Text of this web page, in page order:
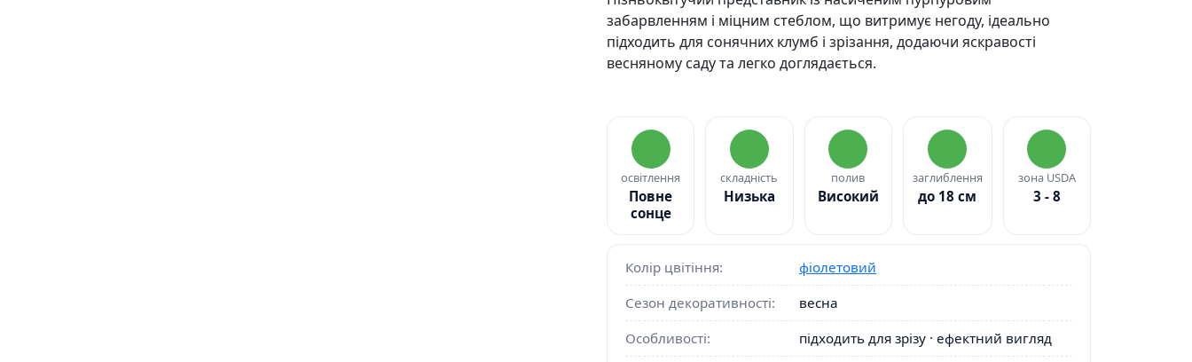
забарвленням і міцним стеблом, що витримує негоду, ідеально
підходить для сонячних клумб і зрізання, додаючи яскравості
весняному саду та легко доглядається.
освітлення
Повне
сонце
складність
Низька
полив
Високий
заглиблення
до 18 см
зона USDA
3 - 8
Колір цвітіння:
фіолетовий
Сезон декоративності:
весна
Особливості:
підходить для зрізу · ефектний вигляд